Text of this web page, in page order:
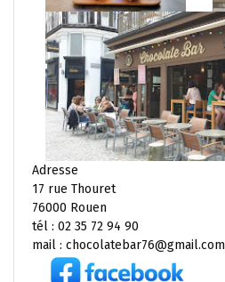
Adresse
17 rue Thouret
76000 Rouen
tél : 02 35 72 94 90
mail : chocolatebar76@gmail.com